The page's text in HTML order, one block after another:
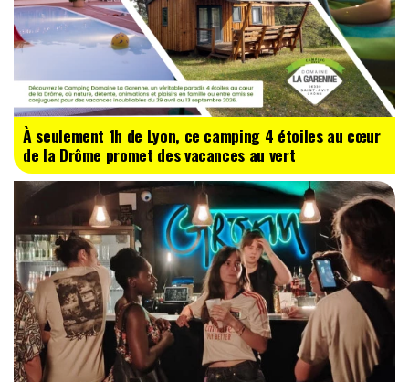
À seulement 1h de Lyon, ce camping 4 étoiles au cœur
de la Drôme promet des vacances au vert